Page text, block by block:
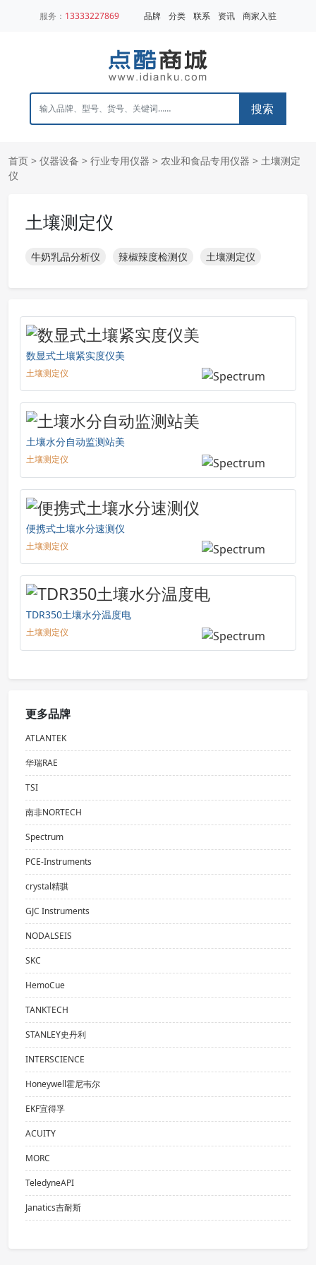
服务： 13333227869 品牌 分类 联系 资讯 商家入驻
搜索
首页 > 仪器设备 > 行业专用仪器 > 农业和食品专用仪器 > 土壤测定
仪
土壤测定仪
牛奶乳品分析仪 辣椒辣度检测仪 土壤测定仪
数显式土壤紧实度仪美
土壤测定仪
土壤水分自动监测站美
土壤测定仪
便携式土壤水分速测仪
土壤测定仪
TDR350土壤水分温度电
土壤测定仪
更多品牌
ATLANTEK
华瑞RAE
TSI
南非NORTECH
Spectrum
PCE-Instruments
crystal精骐
GJC Instruments
NODALSEIS
SKC
HemoCue
TANKTECH
STANLEY史丹利
INTERSCIENCE
Honeywell霍尼韦尔
EKF宜得孚
ACUITY
MORC
TeledyneAPI
Janatics吉耐斯